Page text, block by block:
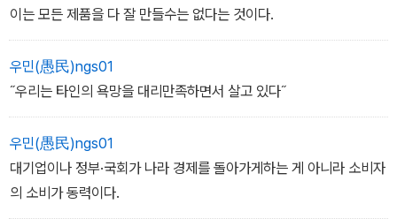
이는 모든 제품을 다 잘 만들수는 없다는 것이다.
우민(愚民)ngs01
˝우리는 타인의 욕망을 대리만족하면서 살고 있다˝
우민(愚民)ngs01
대기업이나 정부·국회가 나라 경제를 돌아가게하는 게 아니라 소비자
의 소비가 동력이다.